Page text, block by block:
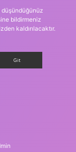
düşündüğünüz
bildirmeniz
kaldırılacaktır.